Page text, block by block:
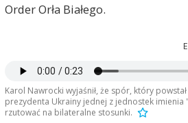
Order Orła Białego.
Karol Nawrocki wyjaśnił, że spór, który
prezydenta Ukrainy jednej z jednostek imienia
rzutować na bilateralne stosunki.